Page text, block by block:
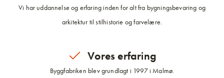
Vi har uddannelse og erfaring inden for alt fra bygningsbevaring og
arkitektur til stilhistorie og farvelære.
Vores erfaring
Byggfabriken blev grundlagt i 1997 i Malmø.